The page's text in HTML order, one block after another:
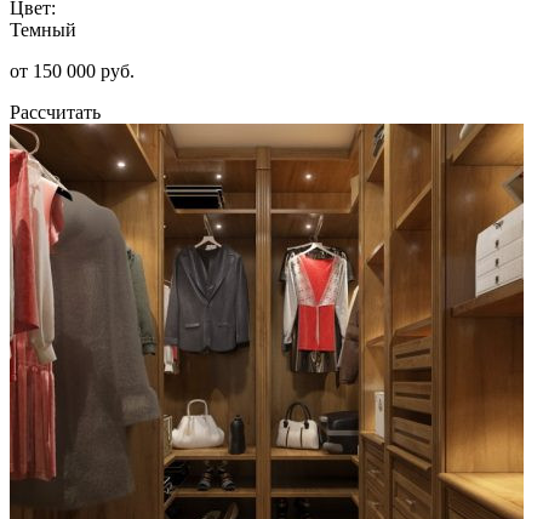
Цвет:
Темный
от 150 000 руб.
Рассчитать